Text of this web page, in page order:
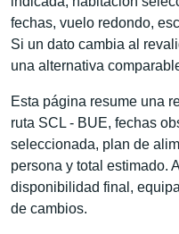
fechas, vuelo redondo,
Si un dato cambia al
una alternativa
Esta página resume una
ruta SCL - BUE, fechas
seleccionada, plan de
persona y total estimado.
disponibilidad final,
de cambios.